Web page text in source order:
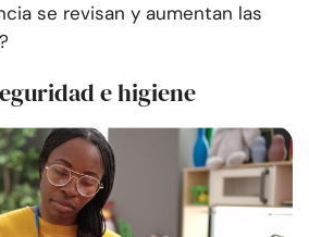
se revisan y aumentan las
e higiene